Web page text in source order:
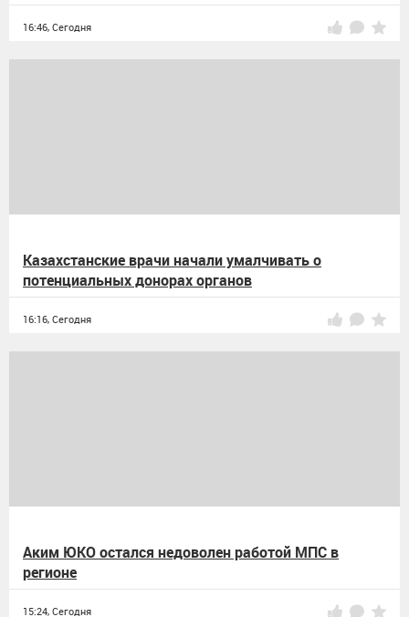
16:46, Сегодня
Казахстанские врачи начали умалчивать о
потенциальных донорах органов
16:16, Сегодня
Аким ЮКО остался недоволен работой МПС в
регионе
15:24, Сегодня